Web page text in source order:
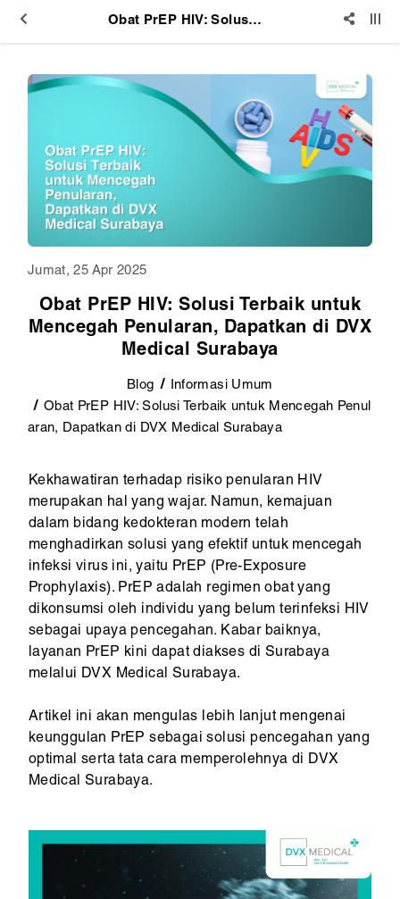
Obat PrEP HIV: Solusi Terbaik untuk Mencegah Penularan, Dapatkan di DVX Medical Surabaya
Jumat, 25 Apr 2025
Obat PrEP HIV: Solusi Terbaik untuk
Mencegah Penularan, Dapatkan di DVX
Medical Surabaya
Blog
Informasi Umum
Obat PrEP HIV: Solusi Terbaik untuk Mencegah Penul
aran, Dapatkan di DVX Medical Surabaya
Kekhawatiran terhadap risiko penularan HIV
merupakan hal yang wajar. Namun, kemajuan
dalam bidang kedokteran modern telah
menghadirkan solusi yang efektif untuk mencegah
infeksi virus ini, yaitu PrEP (Pre-Exposure
Prophylaxis). PrEP adalah regimen obat yang
dikonsumsi oleh individu yang belum terinfeksi HIV
sebagai upaya pencegahan. Kabar baiknya,
layanan PrEP kini dapat diakses di Surabaya
melalui DVX Medical Surabaya.
Artikel ini akan mengulas lebih lanjut mengenai
keunggulan PrEP sebagai solusi pencegahan yang
optimal serta tata cara memperolehnya di DVX
Medical Surabaya.